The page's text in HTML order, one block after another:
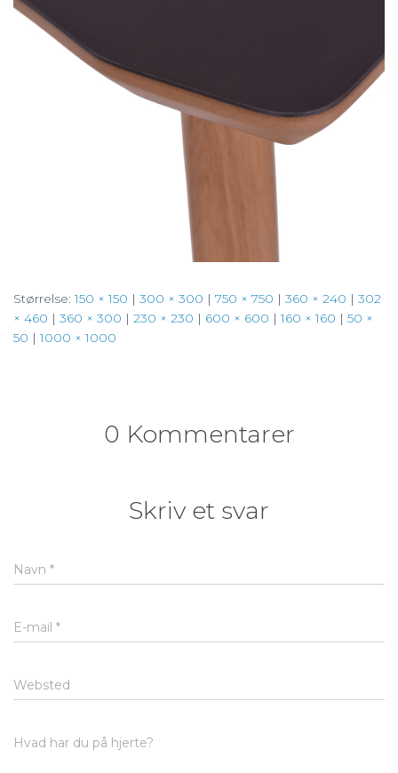
Størrelse:150 × 150 | 300 × 300 | 750 × 750 | 360 × 240 | 302
× 460 | 360 × 300 | 230 × 230 | 600 × 600 | 160 × 160 | 50 ×
50 | 1000 × 1000
0 Kommentarer
Skriv et svar
Navn *
E-mail *
Websted
Hvad har du på hjerte?